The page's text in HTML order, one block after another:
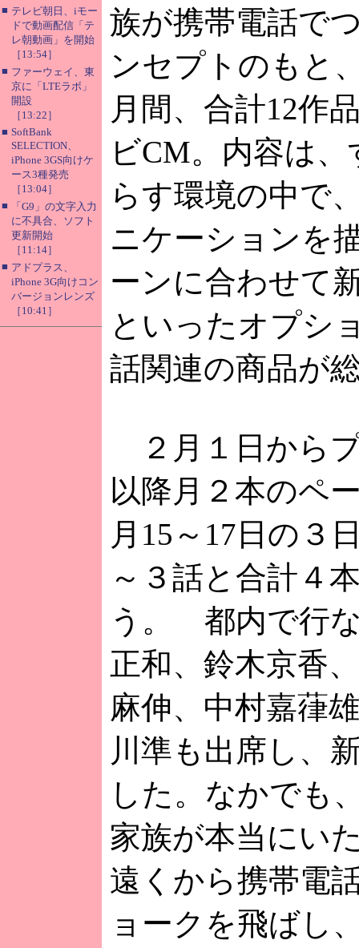
■ テレビ朝日、iモー
ドで動画配信「テ
レ朝動画」を開始
［13:54］
■ ファーウェイ、東
京に「LTEラボ」
開設
［13:22］
■ SoftBank
SELECTION、
iPhone 3GS向けケ
ース3種発売
［13:04］
■
「G9」の文字入力
に不具合、ソフト
更新開始
［11:14］
■ アドプラス、
iPhone 3G向けコン
バージョンレンズ
［10:41］
族が携帯電話で
ンセプトのもと
月間、合計12作
ビCM。内容は
らす環境の中で
ニケーションを
ーンに合わせて
といったオプシ
話関連の商品が
２月１日から
以降月２本のペ
月15～17日の３
～３話と合計４
う。 都内で行
正和、鈴木京香
麻伸、中村嘉葎
川準も出席し、
した。なかでも
家族が本当にい
遠くから携帯電
ョークを飛ばし